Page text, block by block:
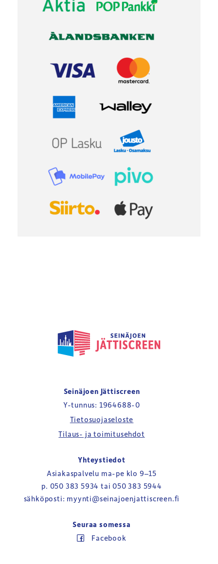
Seinäjoen
Jättiscreen
Seinäjoen Jättiscreen
Y-tunnus: 1964688-0
Tietosuojaseloste
Tilaus- ja toimitusehdot
Yhteystiedot
Asiakaspalvelu ma-pe klo 9–15
p. 050 383 5934 tai050 383 5944
sähköposti: myynti@seinajoenjattiscreen.fi
Seuraa somessa
Facebook